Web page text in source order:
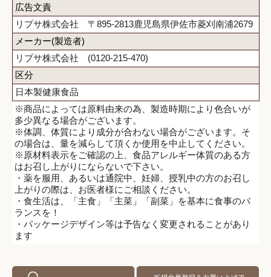
広告文責
リプサ株式会社 〒895-2813鹿児島県伊佐市菱刈南浦2679
メーカー(製造者)
リプサ株式会社 (0120-215-470)
区分
日本製健康食品
※商品によっては原料由来の為、製造時期により色合いが
多少異なる場合がございます。
※体調、体質により成分が合わない場合がございます。そ
の場合は、量を減らして頂くか使用を中止してください。
※原材料表示をご確認の上、食品アレルギー体質のある方
はお召し上がりにならないで下さい。
・薬を服用、あるいは通院中、妊婦、授乳中の方のお召し
上がりの際は、お医者様にご相談ください。
・食生活は、「主食」「主菜」「副菜」を基本に食事のバ
ランスを！
・パッケージデザイン等は予告なく変更されることがあり
ます